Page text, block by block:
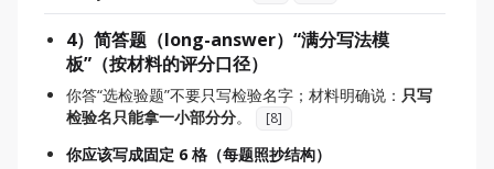
4）简答题（long-answer）“满分写法模
板”（按材料的评分口径）
你答“选检验题”不要只写检验名字；材料明确说： 只写
检验名只能拿一小部分分。 [8]
你应该写成固定 6 格（每题照抄结构）